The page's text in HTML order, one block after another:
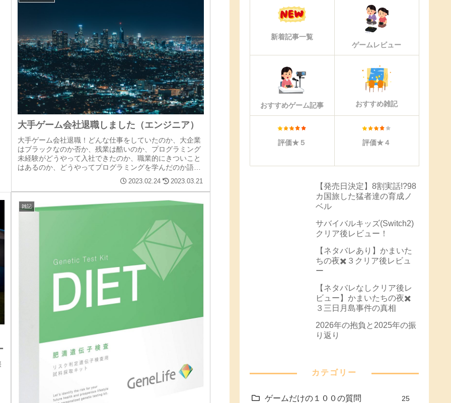
大手ゲーム会社退職しました（エンジニア）
大手ゲーム会社退職！どんな仕事をしていたのか、大企業
はブラックなのか否か、残業は酷いのか、プログラミング
未経験がどうやって入社できたのか、職業的にきついこと
はあるのか、どうやってプログラミングを学んだのか語り
2023.02.24 2023.03.21
雑記
新着記事一覧
ゲームレビュー
おすすめゲーム記事 おすすめ雑記
評価★５ 評価★４
【発売日決定】8割実話!?98
カ国旅した猛者達の育成ノ
ベル
サバイバルキッズ(Switch2)
クリア後レビュー！
【ネタバレあり】かまいた
ちの夜✖️３クリア後レビュ
ー
【ネタバレなしクリア後レ
ビュー】かまいたちの夜✖️
３三日月島事件の真相
2026年の抱負と2025年の振
り返り
カテゴリー
ゲームだけの１００の質問 25